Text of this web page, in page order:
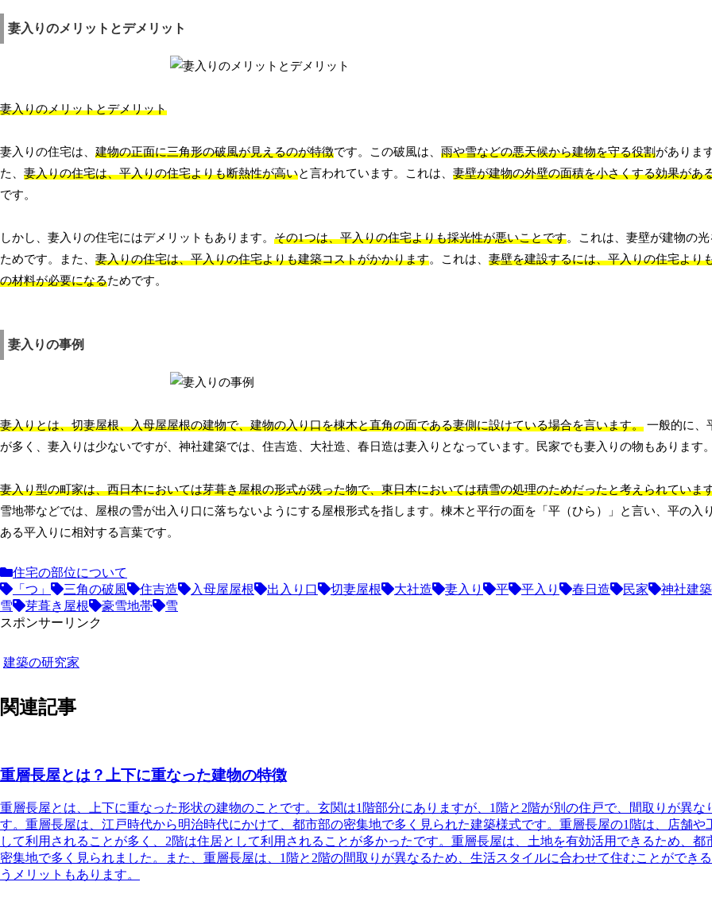
妻入りのメリットとデメリット
妻入りのメリットとデメリット
妻入りの住宅は、 建物の正面に三角形の破風が見えるのが特徴です。この破風は、 雨や雪などの悪天候から建物を守る役割がありま
た、 妻入りの住宅は、平入りの住宅よりも断熱性が高いと言われています。これは、 妻壁が建物の外壁の面積を小さくする効果があ
です。
しかし、妻入りの住宅にはデメリットもあります。 その1つは、平入りの住宅よりも採光性が悪いことです。これは、妻壁が建物の光
ためです。また、 妻入りの住宅は、平入りの住宅よりも建築コストがかかります。これは、 妻壁を建設するには、平入りの住宅より
の材料が必要になるためです。
妻入りの事例
妻入りとは、切妻屋根、入母屋屋根の建物で、建物の入り口を棟木と直角の面である妻側に設けている場合を言います。 一般的に、
が多く、妻入りは少ないですが、神社建築では、住吉造、大社造、春日造は妻入りとなっています。民家でも妻入りの物もあります。
妻入り型の町家は、西日本においては芽葺き屋根の形式が残った物で、東日本においては積雪の処理のためだったと考えられていま
雪地帯などでは、屋根の雪が出入り口に落ちないようにする屋根形式を指します。棟木と平行の面を「平（ひら）」と言い、平の入
ある平入りに相対する言葉です。
住宅の部位について
「つ」
三角の破風 住吉造 入母屋屋根 出入り口 切妻屋根 大社造 妻入り 平 平入り 春日造 民家 神社建築
雪
芽葺き屋根 豪雪地帯
雪
スポンサーリンク
建築の研究家
関連記事
重層長屋とは？上下に重なった建物の特徴
重層長屋とは、上下に重なった形状の建物のこと です。玄関は1階部分にありますが、1階と2階が別の住戸で、間取りが異な
す。重層長屋は、江戸時代から明治時代にかけて、都市部の密集地で多く見られた建築様式です。重層長屋の1階は、店舗や
して利用されることが多く、2階は住居として利用されることが多かったです。重層長屋は、土地を有効活用できるため、都
密集地で多く見られました。また、重層長屋は、1階と2階の間取りが異なるため、生活スタイルに合わせて住むことができ
うメリットもあります。